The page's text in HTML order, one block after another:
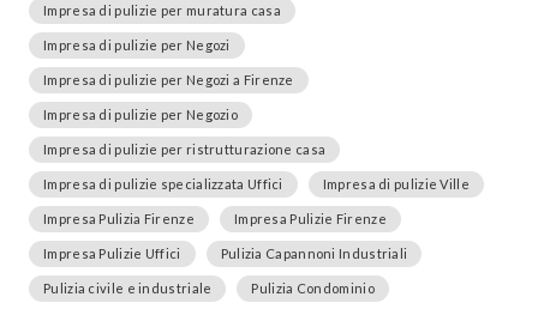
Impresa di pulizie per muratura casa
Impresa di pulizie per Negozi
Impresa di pulizie per Negozi a Firenze
Impresa di pulizie per Negozio
Impresa di pulizie per ristrutturazione casa
Impresa di pulizie specializzata Uffici Impresa di pulizie Ville
Impresa Pulizia Firenze Impresa Pulizie Firenze
Impresa Pulizie Uffici Pulizia Capannoni Industriali
Pulizia civile e industriale Pulizia Condominio